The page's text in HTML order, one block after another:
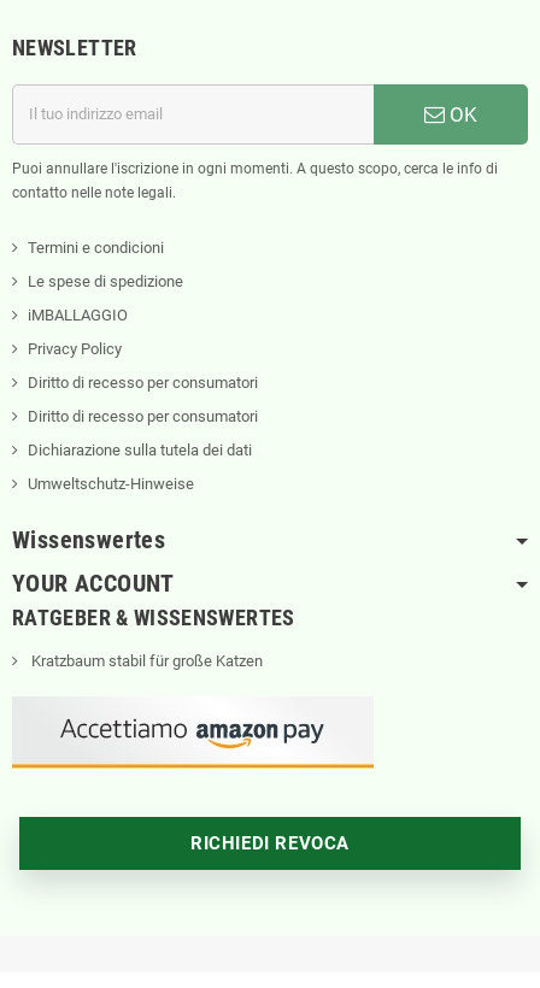
NEWSLETTER
OK
Puoi annullare l'iscrizione in ogni momenti. A questo scopo, cerca le info di
contatto nelle note legali.
Termini e condicioni
Le spese di spedizione
iMBALLAGGIO
Privacy Policy
Diritto di recesso per consumatori
Diritto di recesso per consumatori
Dichiarazione sulla tutela dei dati
Umweltschutz-Hinweise
Wissenswertes
YOUR ACCOUNT
RATGEBER & WISSENSWERTES
Kratzbaum stabil für große Katzen
RICHIEDI REVOCA